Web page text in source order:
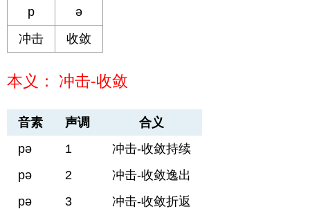
p
ə
冲击
收敛
本义： 冲击-收敛
音素 声调
合义
pə
1
冲击-收敛持续
pə
2
冲击-收敛逸出
pə
3
冲击-收敛折返